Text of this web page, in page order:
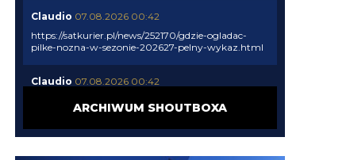
Claudio 07.08.2026 00:42
https://satkurier.pl/news/252170/gdzie-ogladac-
pilke-nozna-w-sezonie-202627-pelny-wykaz.html
Claudio 07.08.2026 00:42
lata temuARCHIWUM SHOUTBOXA